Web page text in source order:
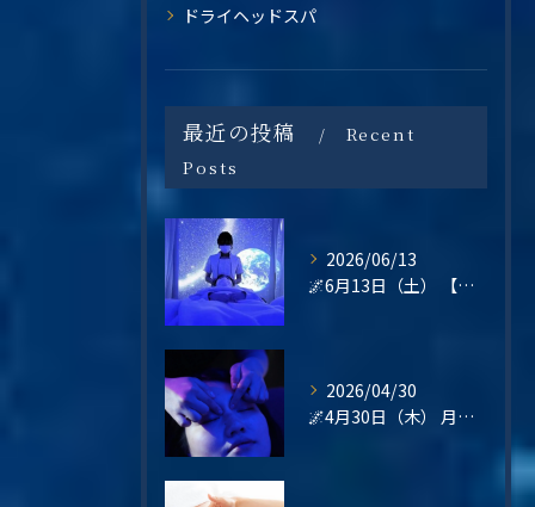
ドライヘッドスパ
最近の投稿
Recent
Posts
2026/06/13
🌌6月13日（土） 【梅雨の不調・不眠・眼精疲労に。星空の癒し空間で心と頭をリセットしませんか？】
2026/04/30
🌌4月30日（木） 月末の疲れは、“その日のうちに整える”という選択を🌿